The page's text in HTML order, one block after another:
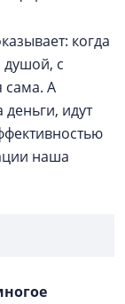
когда
душой, с
сама. А
идут
наша